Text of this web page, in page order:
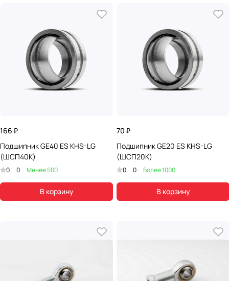
166 ₽
Подшипник GE40 ES KHS-LG
(ШСП40К)
0 0 Менее 500
В корзину
70 ₽
Подшипник GE20 ES KHS-LG
(ШСП20К)
0 0 Более 1000
В корзину